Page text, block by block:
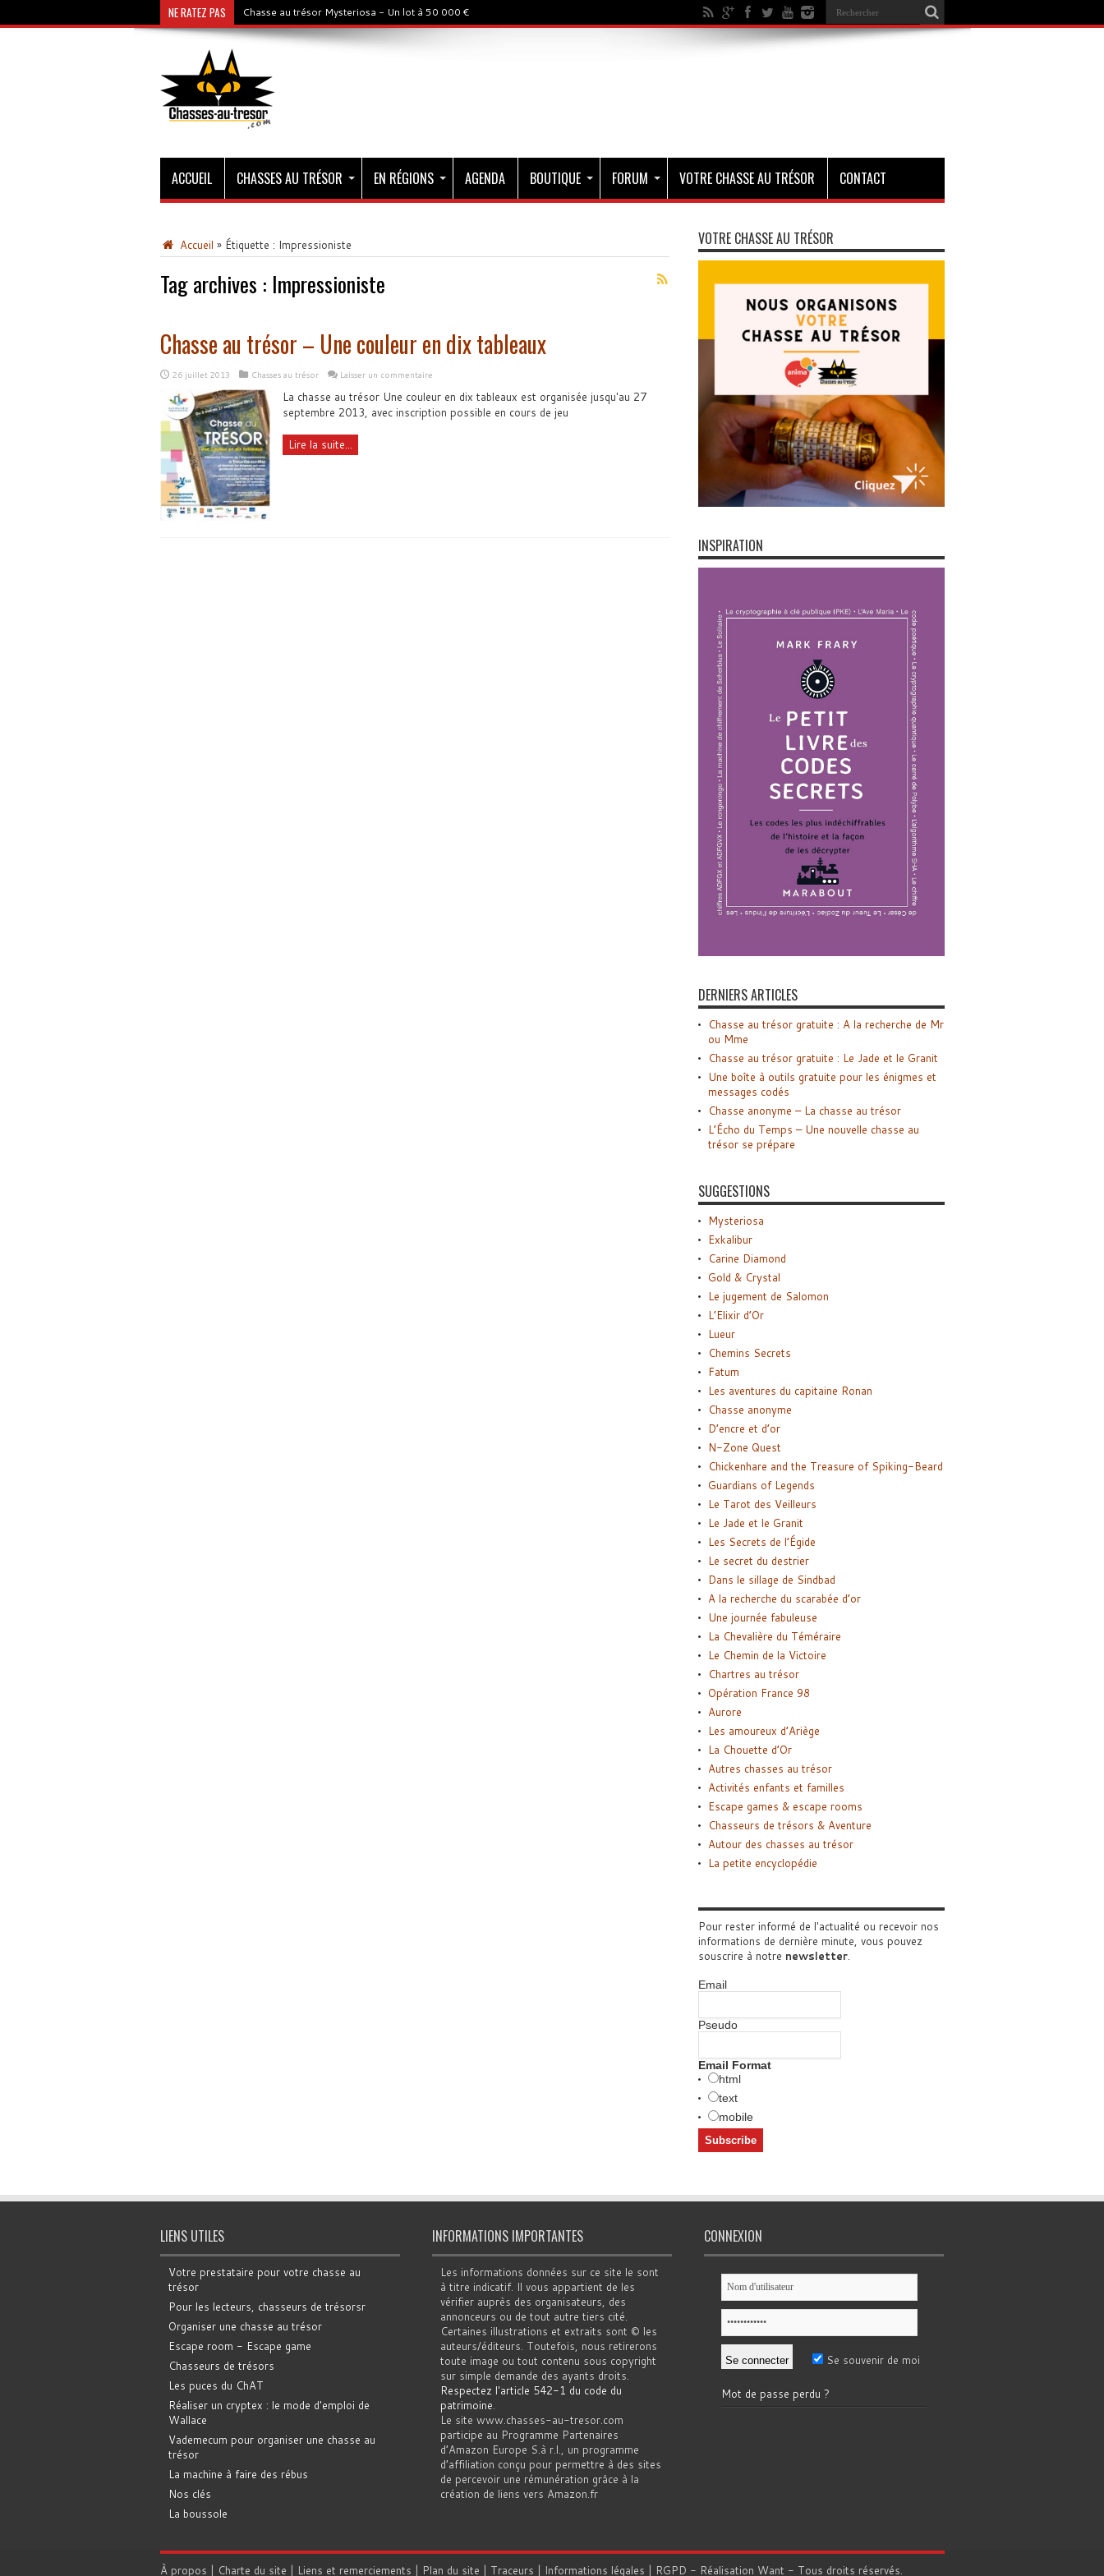
NE RATEZ PAS Chasse au trésor Mysteriosa - Un lot à 50 000 €
ACCUEIL CHASSES AU TRÉSOR EN RÉGIONS AGENDA BOUTIQUE FORUM VOTRE CHASSE AU TRÉSOR CONTACT
Accueil » Étiquette : Impressioniste
Tag archives : Impressioniste
Chasse au trésor – Une couleur en dix tableaux
26 juillet 2013 Chasses au trésor Laisser un commentaire
La chasse au trésor Une couleur en dix tableaux est organisée jusqu'au 27
septembre 2013, avec inscription possible en cours de jeu
Lire la suite...
VOTRE CHASSE AU TRÉSOR
INSPIRATION
DERNIERS ARTICLES
Chasse au trésor gratuite : A la recherche de Mr
ou Mme
Chasse au trésor gratuite : Le Jade et le Granit
Une boîte à outils gratuite pour les énigmes et
messages codés
Chasse anonyme – La chasse au trésor
L’Écho du Temps – Une nouvelle chasse au
trésor se prépare
SUGGESTIONS
Mysteriosa
Exkalibur
Carine Diamond
Gold & Crystal
Le jugement de Salomon
L’Elixir d’Or
Lueur
Chemins Secrets
Fatum
Les aventures du capitaine Ronan
Chasse anonyme
D’encre et d’or
N-Zone Quest
Chickenhare and the Treasure of Spiking-Beard
Guardians of Legends
Le Tarot des Veilleurs
Le Jade et le Granit
Les Secrets de l’Égide
Le secret du destrier
Dans le sillage de Sindbad
A la recherche du scarabée d’or
Une journée fabuleuse
La Chevalière du Téméraire
Le Chemin de la Victoire
Chartres au trésor
Opération France 98
Aurore
Les amoureux d’Ariège
La Chouette d’Or
Autres chasses au trésor
Activités enfants et familles
Escape games & escape rooms
Chasseurs de trésors & Aventure
Autour des chasses au trésor
La petite encyclopédie
Pour rester informé de l'actualité ou recevoir nos
informations de dernière minute, vous pouvez
souscrire à notre newsletter.
Email
Pseudo
Email Format
html
text
mobile
LIENS UTILES
Votre prestataire pour votre chasse au
trésor
Pour les lecteurs, chasseurs de trésorsr
Organiser une chasse au trésor
Escape room - Escape game
Chasseurs de trésors
Les puces du ChAT
Réaliser un cryptex : le mode d'emploi de
Wallace
Vademecum pour organiser une chasse au
trésor
La machine à faire des rébus
Nos clés
La boussole
INFORMATIONS IMPORTANTES
Les informations données sur ce site le sont
à titre indicatif. Il vous appartient de les
vérifier auprès des organisateurs, des
annonceurs ou de tout autre tiers cité.
Certaines illustrations et extraits sont © les
auteurs/éditeurs. Toutefois, nous retirerons
toute image ou tout contenu sous copyright
sur simple demande des ayants droits.
Respectez l'article 542-1 du code du
patrimoine.
Le site www.chasses-au-tresor.com
participe au Programme Partenaires
d’Amazon Europe S.à r.l., un programme
d’affiliation conçu pour permettre à des sites
de percevoir une rémunération grâce à la
création de liens vers Amazon.fr
CONNEXION
Se souvenir de moi
Mot de passe perdu ?
À propos | Charte du site | Liens et remerciements | Plan du site | Traceurs | Informations légales | RGPD - Réalisation Want - Tous droits réservés.